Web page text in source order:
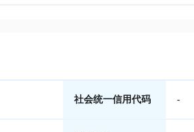
社会统一信用代码 -